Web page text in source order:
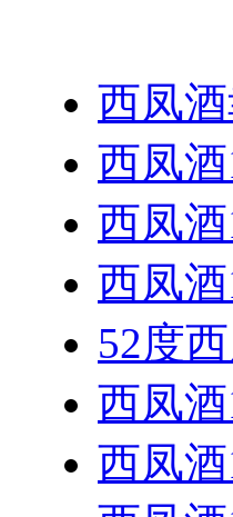
西凤
西凤
西凤
西凤
52度
西凤
西凤